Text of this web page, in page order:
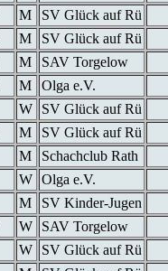
M
SV Glück auf Rü
M
SV Glück auf Rü
M
SAV Torgelow
M
Olga e.V.
W
SV Glück auf Rü
M
SV Glück auf Rü
M
Schachclub Rath
W Olga e.V.
M
SV Kinder-Jugen
W
SAV Torgelow
W
SV Glück auf Rü